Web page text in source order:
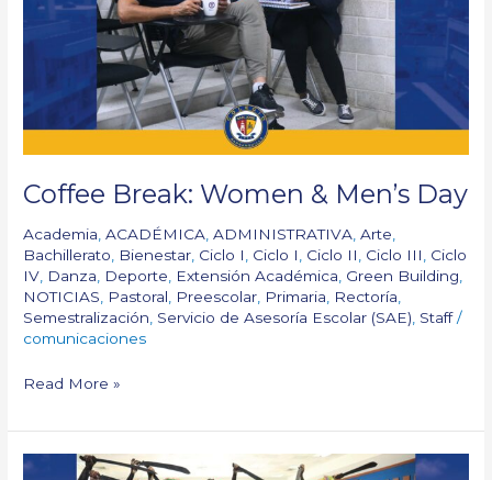
Coffee Break: Women & Men’s Day
Academia ,ACADÉMICA ,ADMINISTRATIVA ,Arte
Bachillerato
Bienestar Ciclo I Ciclo I Ciclo II Ciclo III
Ciclo
IV Danza Deporte Extensión Académica Green Building
NOTICIAS
Pastoral Preescolar Primaria Rectoría
Semestralización Servicio de Asesoría Escolar (SAE) Staff/
comunicaciones
Men’s
Read More »
Asamblea